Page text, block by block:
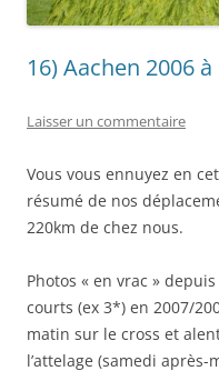
16) Aachen 2006 à
Laisser un commentaire
Vous vous ennuyez en
résumé de nos
220km de chez nous.
Photos « en vrac »
courts (ex 3*) en 2007/
matin sur le cross et
l’attelage (samedi